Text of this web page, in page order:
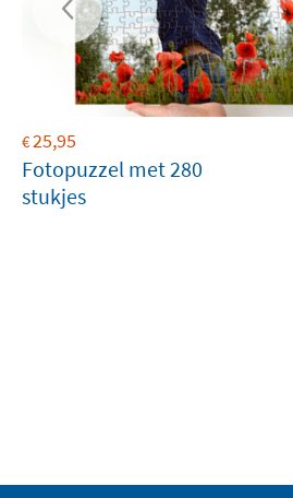
€25,95
Fotopuzzel met 280
stukjes